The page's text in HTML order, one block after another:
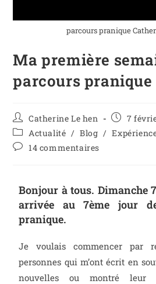
parcours pranique
Ma première
parcours pranique
Catherine Le hen
7
Actualité / Blog /
14 commentaires
Bonjour à tous. Dimanche
arrivée au 7ème jour
pranique.
Je voulais commencer par
personnes qui m’ont écrit en
nouvelles ou montré leur